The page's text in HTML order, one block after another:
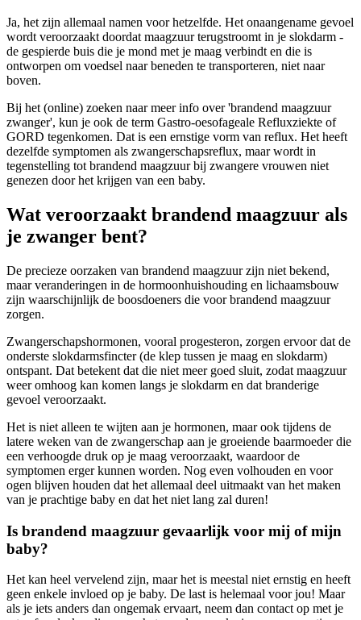
Ja, het zijn allemaal namen voor hetzelfde. Het onaangename gevoel
wordt veroorzaakt doordat maagzuur terugstroomt in je slokdarm -
de gespierde buis die je mond met je maag verbindt en die is
ontworpen om voedsel naar beneden te transporteren, niet naar
boven.
Bij het (online) zoeken naar meer info over 'brandend maagzuur
zwanger', kun je ook de term Gastro-oesofageale Refluxziekte of
GORD tegenkomen. Dat is een ernstige vorm van reflux. Het heeft
dezelfde symptomen als zwangerschapsreflux, maar wordt in
tegenstelling tot brandend maagzuur bij zwangere vrouwen niet
genezen door het krijgen van een baby.
Wat veroorzaakt brandend maagzuur als
je zwanger bent?
De precieze oorzaken van brandend maagzuur zijn niet bekend,
maar veranderingen in de hormoonhuishouding en lichaamsbouw
zijn waarschijnlijk de boosdoeners die voor brandend maagzuur
zorgen.
Zwangerschapshormonen, vooral progesteron, zorgen ervoor dat de
onderste slokdarmsfincter (de klep tussen je maag en slokdarm)
ontspant. Dat betekent dat die niet meer goed sluit, zodat maagzuur
weer omhoog kan komen langs je slokdarm en dat branderige
gevoel veroorzaakt.
Het is niet alleen te wijten aan je hormonen, maar ook tijdens de
latere weken van de zwangerschap aan je groeiende baarmoeder die
een verhoogde druk op je maag veroorzaakt, waardoor de
symptomen erger kunnen worden. Nog even volhouden en voor
ogen blijven houden dat het allemaal deel uitmaakt van het maken
van je prachtige baby en dat het niet lang zal duren!
Is brandend maagzuur gevaarlijk voor mij of mijn
baby?
Het kan heel vervelend zijn, maar het is meestal niet ernstig en heeft
geen enkele invloed op je baby. De last is helemaal voor jou! Maar
als je iets anders dan ongemak ervaart, neem dan contact op met je